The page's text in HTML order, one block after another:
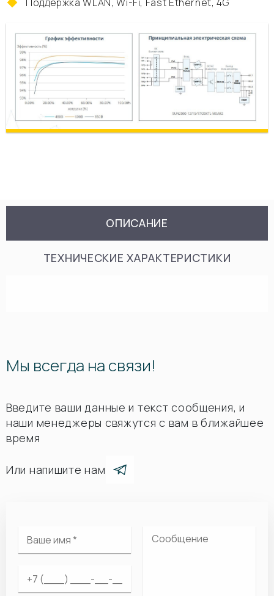
ОПИСАНИЕ
ТЕХНИЧЕСКИЕ ХАРАКТЕРИСТИКИ
Мы всегда на связи!
Введите ваши данные и текст сообщения, и
наши менеджеры свяжутся с вам в ближайшее
время
Или напишите нам